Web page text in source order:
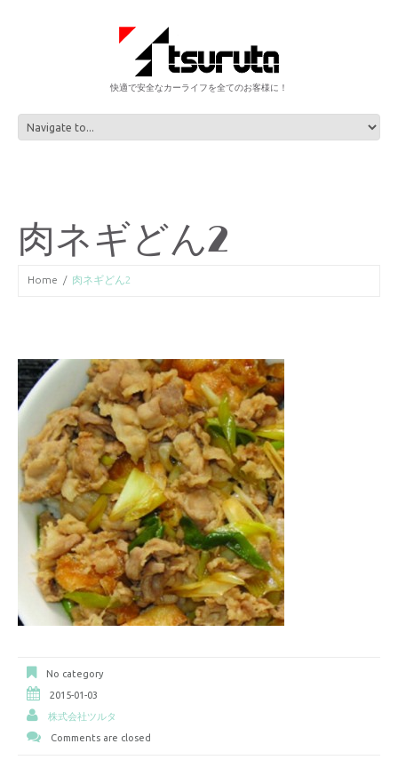
快適で安全なカーライフを全てのお客様に！
肉ネギどん2
Home 肉ネギどん2
No category
2015-01-03
株式会社ツルタ
Comments are closed